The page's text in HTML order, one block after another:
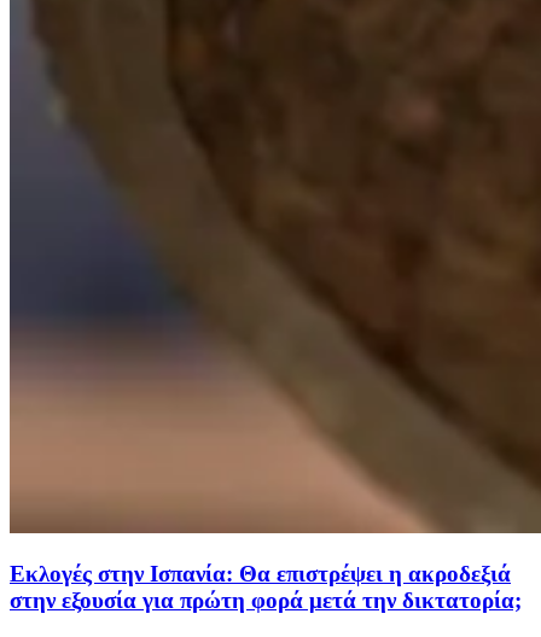
Εκλογές στην Ισπανία: Θα επιστρέψει η ακροδεξιά
στην εξουσία για πρώτη φορά μετά την δικτατορία;